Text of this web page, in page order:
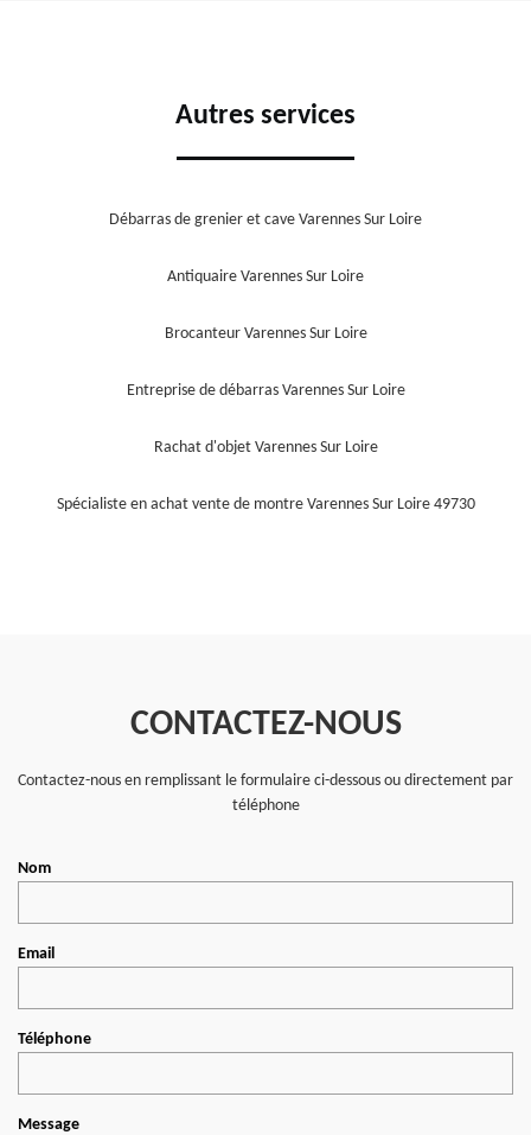
Autres services
Débarras de grenier et cave Varennes Sur Loire
Antiquaire Varennes Sur Loire
Brocanteur Varennes Sur Loire
Entreprise de débarras Varennes Sur Loire
Rachat d'objet Varennes Sur Loire
Spécialiste en achat vente de montre Varennes Sur Loire 49730
CONTACTEZ-NOUS
Contactez-nous en remplissant le formulaire ci-dessous ou directement par
téléphone
Nom
Email
Téléphone
Message